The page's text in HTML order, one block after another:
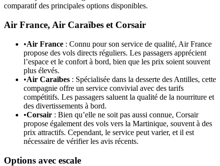
comparatif des principales options disponibles.
Air France, Air Caraïbes et Corsair
•Air France : Connu pour son service de qualité, Air France
propose des vols directs réguliers. Les passagers apprécient
l’espace et le confort à bord, bien que les prix soient souvent
plus élevés.
•Air Caraïbes : Spécialisée dans la desserte des Antilles, cette
compagnie offre un service convivial avec des tarifs
compétitifs. Les passagers saluent la qualité de la nourriture et
des divertissements à bord.
•Corsair : Bien qu’elle ne soit pas aussi connue, Corsair
propose également des vols vers la Martinique, souvent à des
prix attractifs. Cependant, le service peut varier, et il est
nécessaire de vérifier les avis récents.
Options avec escale